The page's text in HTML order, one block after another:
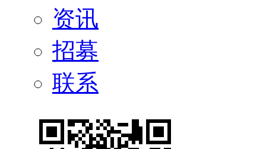
资讯
招募
联系